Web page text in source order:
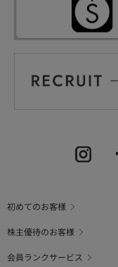
初めてのお客様
株主優待のお客様
会員ランクサービス